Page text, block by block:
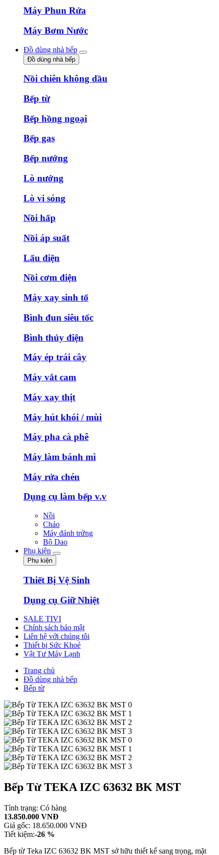
Máy Phun Rửa
Máy Bơm Nước
Đồ dùng nhà bếp
Đồ dùng nhà bếp
Nồi chiên không dầu
Bếp từ
Bếp hồng ngoại
Bếp gas
Bếp nướng
Lò nướng
Lò vi sóng
Nồi hấp
Nồi áp suất
Lẩu điện
Nồi cơm điện
Máy xay sinh tố
Bình đun siêu tốc
Bình thủy điện
Máy ép trái cây
Máy vắt cam
Máy xay thịt
Máy hút khói / mùi
Máy pha cà phê
Máy làm bánh mì
Máy rửa chén
Dụng cụ làm bếp v.v
Nồi
Chảo
Máy đánh trứng
Bộ Dao
Phụ kiện
Phụ kiện
Thiết Bị Vệ Sinh
Dụng cụ Giữ Nhiệt
SALE TIVI
Chính sách bảo mật
Liên hệ với chúng tôi
Thiết bị Sức Khoẻ
Vật Tư Máy Lạnh
Trang chủ
Đồ dùng nhà bếp
Bếp từ
Bếp Từ TEKA IZC 63632 BK MST
Tình trạng: Có hàng
13.850.000 VNĐ
Giá gốc: 18.650.000 VNĐ
Tiết kiệm:-26 %
Bếp từ Teka IZC 63632 BK MST sở hữu thiết kế sang trọng, mặt